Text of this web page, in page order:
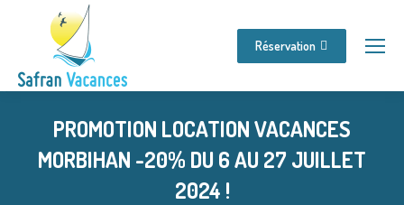
Réservation
PROMOTION LOCATION VACANCES
MORBIHAN -20% DU 6 AU 27 JUILLET
2024 !